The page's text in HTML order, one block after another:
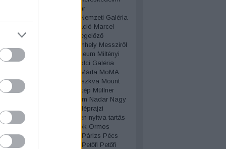
Magyar
Magyar Nemzeti Galéria
manipuláció Marcel
Martinique
megelőző
menhely Messziről
Mezőgazdasági Múzeum Miltényi
Tichy
Miskolci Galéria
Molnár Márta MoMA
Móra Ferenc Múzeum Moszkva Mount
Mozdulatművészet mozgókép Müllner
múzeum Nadar Nagy
Néprajzi
New York Nina Leen nyitva tartás
Olimpia optikai csalódások Ormos
OSZK Pannonhalma Párizs Pécs
Miklós Petőfi Petőfi